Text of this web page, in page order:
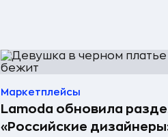
Маркетплейсы
Lamoda обновила
«Российские